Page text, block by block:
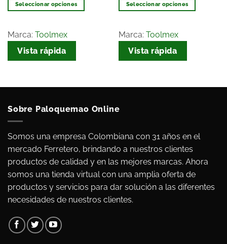
Seleccionar opciones
Marca: Toolmex
Vista rápida
Seleccionar opciones
Marca: Toolmex
Vista rápida
Sobre Paloquemao Online
Somos una empresa Colombiana con 31 años en el
mercado Ferretero, brindando a nuestros clientes
productos de calidad y en las mejores marcas. Ahora
somos una tienda virtual con una amplia oferta de
productos y servicios para dar solución a las diferentes
necesidades de nuestros clientes.